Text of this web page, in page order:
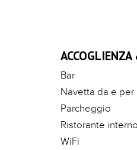
Bar
Navetta da e
Parcheggio
Ristorante interno
WiFi